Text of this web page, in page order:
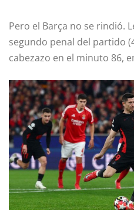
Pero el Barça no se rindió.
segundo penal del partido
cabezazo en el minuto 86,